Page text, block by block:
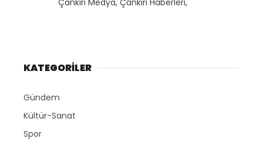
KATEGORİLER
Gündem
Kültür-Sanat
Spor